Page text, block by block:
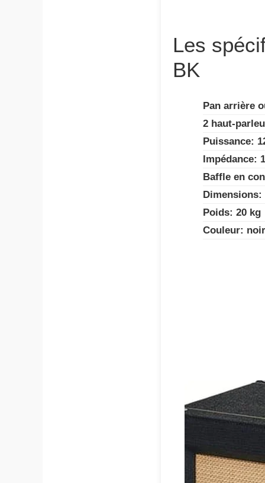
Les
BK
Pan arrière
2 haut-
Puissance:
Impédance:
Baffle en
Dimensions:
Poids: 20 kg
Couleur: noir